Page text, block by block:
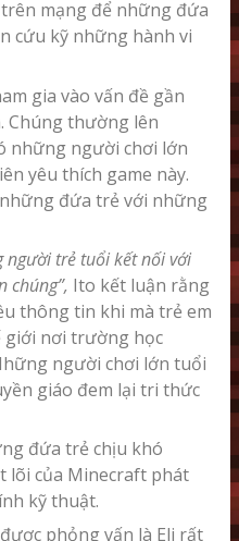
mạng để những đứa
cứu kỹ những hành vi
gia vào vấn đề gần
Chúng thường lên
những người chơi lớn
yêu thích game này.
đứa trẻ với những
trẻ tuổi kết nối với
chúng”, Ito kết luận rằng
thông tin khi mà trẻ em
giới nơi trường học
người chơi lớn tuổi
giáo đem lại tri thức
đứa trẻ chịu khó
lõi của Minecraft phát
kỹ thuật.
phỏng vấn là Eli rất